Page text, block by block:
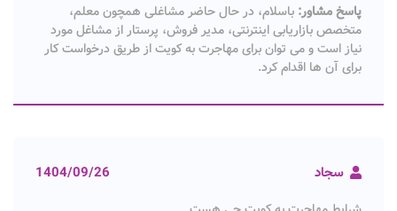
پاسخ مشاور: باسلام، در حال حاضر مشاغلی همچون معلم،
متخصص بازاریابی اینترنتی، مدیر فروش، پرستار از مشاغل مورد
نیاز است و می توان برای مهاجرت به کویت از طریق درخواست کار
برای آن ها اقدام کرد.
سجاد 1404/09/26